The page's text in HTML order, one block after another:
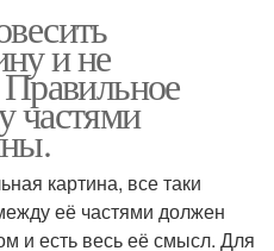
и не
частями
картина, все таки
её частями должен
и есть весь её смысл. Для